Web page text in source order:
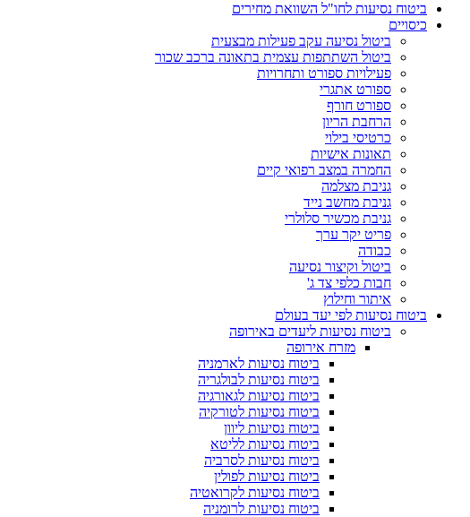
ביטוח נסיעות לחו"ל השוואת מחירים
כיסויים
ביטול נסיעה עקב פעילות מבצעית
ביטול השתתפות עצמית בתאונה ברכב שכור
פעילויות ספורט ותחרויות
ספורט אתגרי
ספורט חורף
הרחבת הריון
כרטיסי בילוי
תאונות אישיות
החמרה במצב רפואי קיים
גניבת מצלמה
גניבת מחשב נייד
גניבת מכשיר סלולרי
פריט יקר ערך
כבודה
ביטול וקיצור נסיעה
חבות כלפי צד ג'
איתור וחילוץ
ביטוח נסיעות לפי יעד בעולם
ביטוח נסיעות ליעדים באירופה
מזרח אירופה
ביטוח נסיעות לארמניה
ביטוח נסיעות לבולגריה
ביטוח נסיעות לגאורגיה
ביטוח נסיעות לטורקיה
ביטוח נסיעות ליוון
ביטוח נסיעות לליטא
ביטוח נסיעות לסרביה
ביטוח נסיעות לפולין
ביטוח נסיעות לקרואטיה
ביטוח נסיעות לרומניה